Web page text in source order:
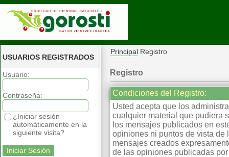
USUARIOS REGISTRADOS
Usuario:
Contraseña:
¿Iniciar sesión
automáticamente en la
siguiente visita?
Principal Registro
Registro
Condiciones del Registro:
Usted acepta que los
cualquier material que pudiera
los mensajes publicados en
opiniones ni puntos de vista de
mensajes creados
de las opiniones publicadas